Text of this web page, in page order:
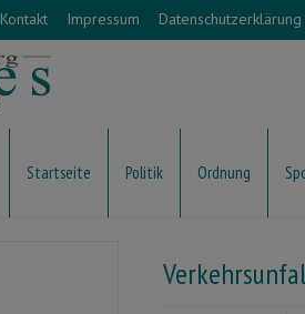
Kontakt Impressum Datenschutzerklärung
Startseite Politik Ordnung